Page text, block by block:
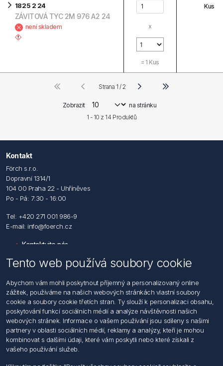
1825 2 24
ZÁVITOVÁ TYC 2M 976 A2 24
není skladem x
= 1 Kus
Kus
Zobrazit
na stránku
1 - 10 z 14 Produktů
Strana 1 / 2
Kontakt
Förch s.r.o.
Dopravní 1314/1
104 00 Praha 22 - Uhříněves
Po - Pá: 7:30 - 16:00
Tel: +420 271 001 986-9
E-mail: info@foerch.cz
Kontaktujte nás
Hledat
Dodržování předpisů
Zásady zpracování osobních údajů fyzických osob
Podmínky zasílání elektronických dokumentu
Všeobecné dodací a obchodní podmínky
Informace o nakládaní s elektroodpadem
Tento web používá soubory cookie
Abychom vám mohli poskytnout příjemný a personalizovaný online
zážitek, používáme na našich webových stránkách vlastní soubory
cookie a soubory cookie třetích stran. Ty slouží k personalizaci obsahu,
poskytování funkcí sociálních médií a analýze návštěvnosti našich
webových stránek. Informace o vašem používání jsou sdíleny s našimi
partnery v oblasti sociálních médií, reklamy a analýzy, kteří je mohou
kombinovat s dalšími údaji, které vám poskytli nebo které získali z
vašeho používání služeb.